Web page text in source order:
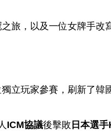
旅，以及一位女牌手改
立玩家參賽，刷新了韓
ICM協議後擊敗 日本選